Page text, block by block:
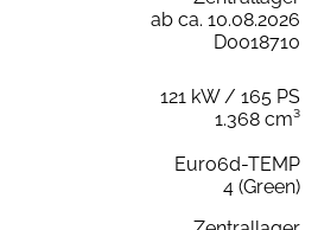
ab ca. 10.08.2026
D0018710
121 kW / 165 PS
1.368 cm³
Euro6d-TEMP
4 (Green)